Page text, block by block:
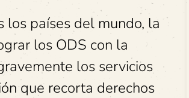
los países del mundo, la
los ODS con la
los servicios
que recorta derechos